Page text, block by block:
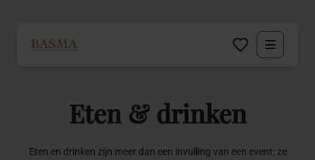
Zakelijk
Decoratie huren
Eten & drinken
Eten en drinken zijn meer dan een invulling van een event; ze